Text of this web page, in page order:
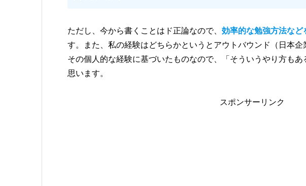
ただし、今から書くことはド正論なので、 効率的な勉強方法な
す。また、私の経験はどちらかというとアウトバウンド（日本企
その個人的な経験に基づいたものなので、「そういうやり方も
思います。
スポンサーリンク